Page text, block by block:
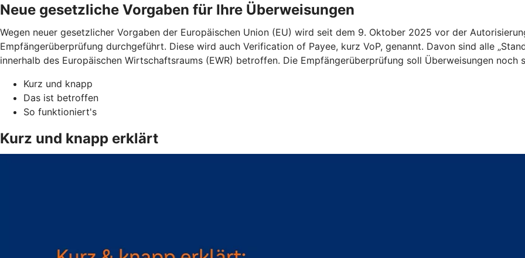
Neue gesetzliche Vorgaben für Ihre Überweisungen
Wegen neuer gesetzlicher Vorgaben der Europäischen Union (EU) wird seit dem 9. Oktober 2025 vor der
Empfängerüberprüfung durchgeführt. Diese wird auch Verification of Payee, kurz VoP, genannt. Davon sind alle
innerhalb des Europäischen Wirtschaftsraums (EWR) betroffen. Die Empfängerüberprüfung soll Überweisungen noch
Kurz und knapp
Das ist betroffen
So funktioniert's
Kurz und knapp erklärt